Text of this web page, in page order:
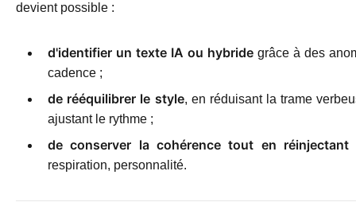
devient possible :
d'identifier un texte IA ou hybride grâce à des
cadence ;
de rééquilibrer le style, en réduisant la trame
ajustant le rythme ;
de conserver la cohérence tout en
respiration, personnalité.